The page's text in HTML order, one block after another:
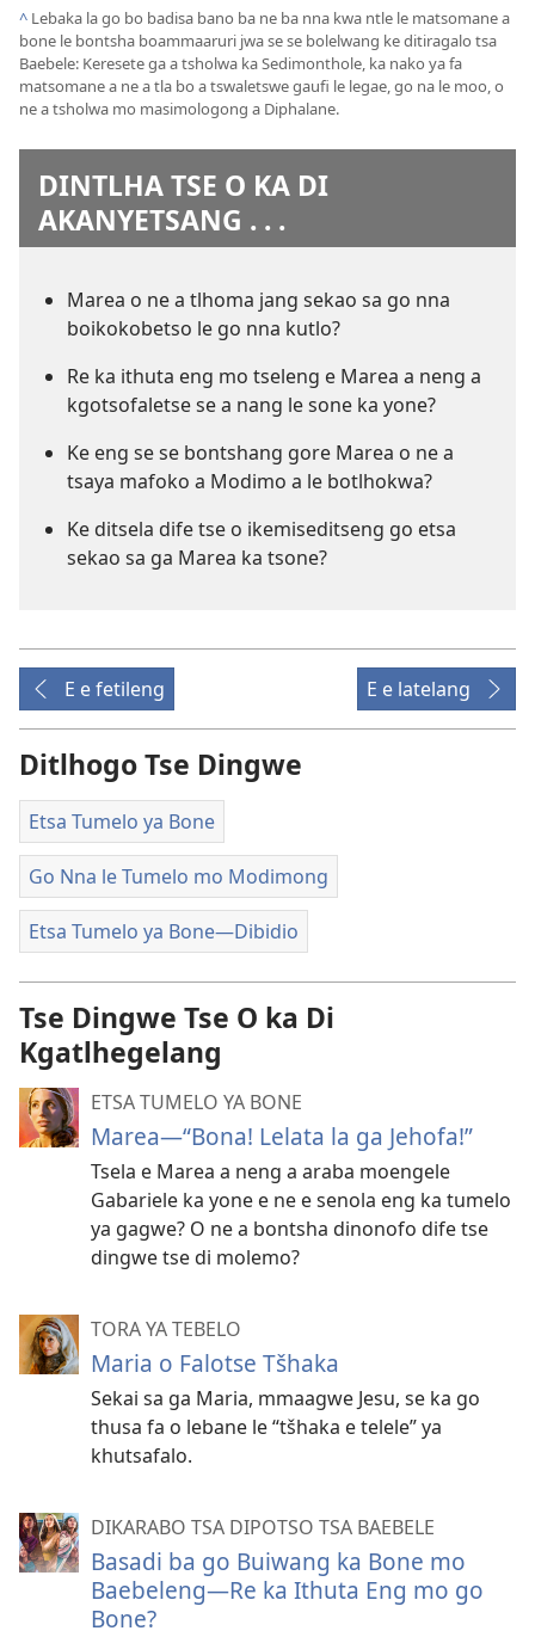
^ Lebaka la go bo badisa bano ba ne ba nna kwa ntle le matsomane a
bone le bontsha boammaaruri jwa se se bolelwang ke ditiragalo tsa
Baebele: Keresete ga a tsholwa ka Sedimonthole, ka nako ya fa
matsomane a ne a tla bo a tswaletswe gaufi le legae, go na le moo, o
ne a tsholwa mo masimologong a Diphalane.
DINTLHA TSE O KA DI
AKANYETSANG . . .
Marea o ne a tlhoma jang sekao sa go nna
boikokobetso le go nna kutlo?
Re ka ithuta eng mo tseleng e Marea a neng a
kgotsofaletse se a nang le sone ka yone?
Ke eng se se bontshang gore Marea o ne a
tsaya mafoko a Modimo a le botlhokwa?
Ke ditsela dife tse o ikemiseditseng go etsa
sekao sa ga Marea ka tsone?
E e fetileng E e latelang
Ditlhogo Tse Dingwe
Etsa Tumelo ya Bone
Go Nna le Tumelo mo Modimong
Etsa Tumelo ya Bone​—Dibidio
Tse Dingwe Tse O ka Di
Kgatlhegelang
ETSA TUMELO YA BONE
Marea—“Bona! Lelata la ga Jehofa!”
Tsela e Marea a neng a araba moengele
Gabariele ka yone e ne e senola eng ka tumelo
ya gagwe? O ne a bontsha dinonofo dife tse
dingwe tse di molemo?
TORA YA TEBELO
Maria o Falotse Tšhaka
Sekai sa ga Maria, mmaagwe Jesu, se ka go
thusa fa o lebane le “tšhaka e telele” ya
khutsafalo.
DIKARABO TSA DIPOTSO TSA BAEBELE
Basadi ba go Buiwang ka Bone mo
Baebeleng—Re ka Ithuta Eng mo go
Bone?